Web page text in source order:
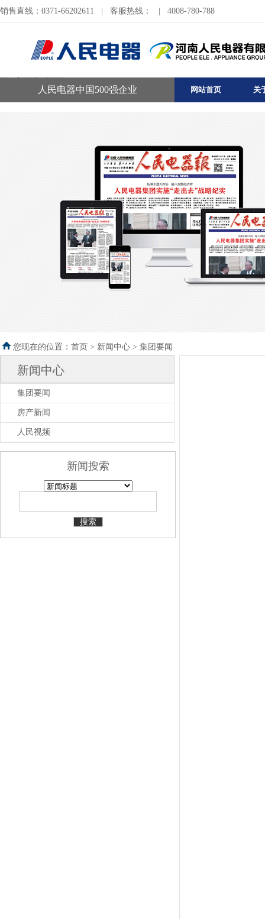
销售直线：0371-66202611 客服热线： 4008-780-788
人民电器中国500强企业 网站首页 关
您现在的位置：首页 > 新闻中心 > 集团要闻
新闻中心
集团要闻
房产新闻
人民视频
新闻搜索
搜索